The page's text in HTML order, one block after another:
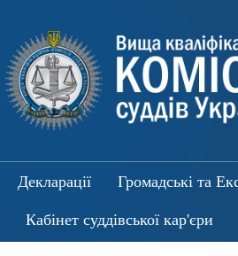
Декларації Громадські та
Кабінет суддівської кар'єри